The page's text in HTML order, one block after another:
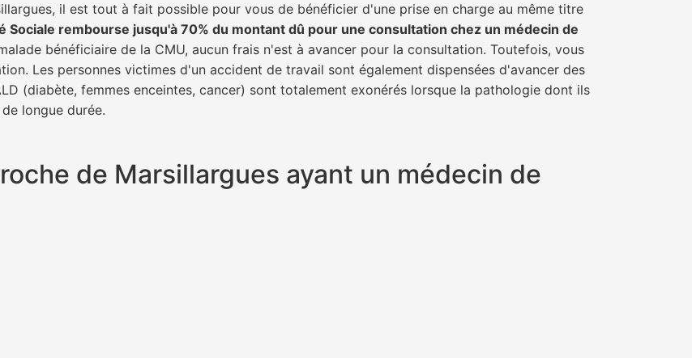
il est tout à fait possible pour vous de bénéficier d'une prise en charge au même titre
Sociale rembourse jusqu'à 70% du montant dû pour une consultation chez un médecin de
bénéficiaire de la CMU, aucun frais n'est à avancer pour la consultation. Toutefois, vous
Les personnes victimes d'un accident de travail sont également dispensées d'avancer des
(diabète, femmes enceintes, cancer) sont totalement exonérés lorsque la pathologie dont ils
longue durée.
de Marsillargues ayant un médecin de